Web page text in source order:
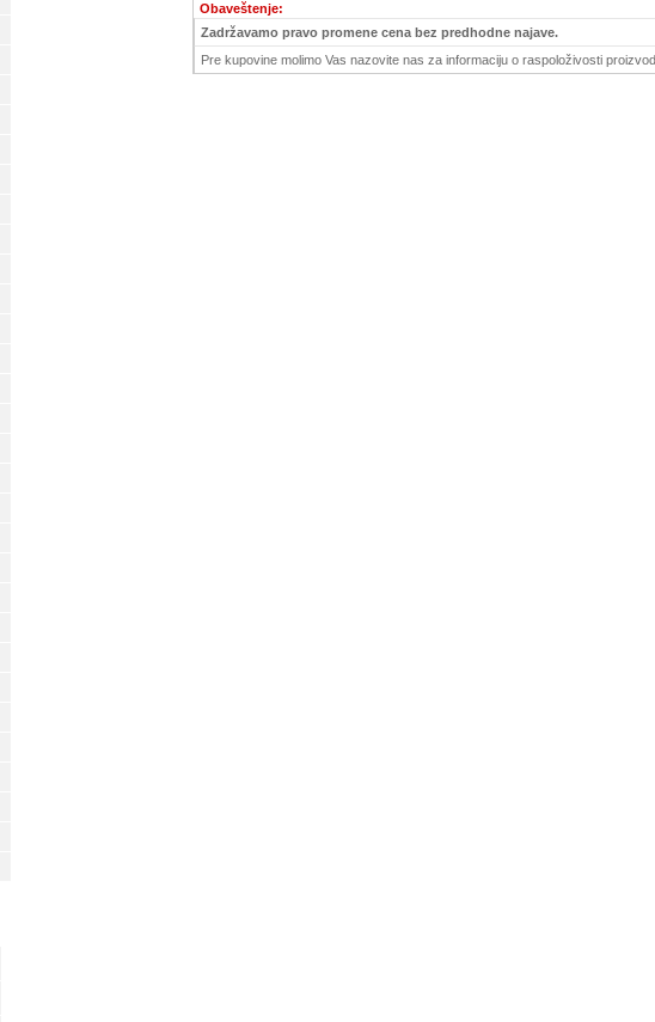
Obaveštenje:
Zadržavamo pravo promene cena bez predhodne najave.
Pre kupovine molimo Vas nazovite nas za informaciju o raspoloživosti